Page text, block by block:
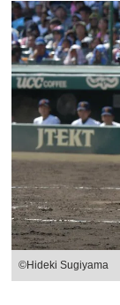
©Hideki Sugiyama